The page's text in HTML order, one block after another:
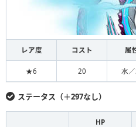
レア度 コスト 属
★6 20 水
ステータス（＋297なし）
HP